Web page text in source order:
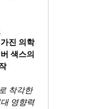
진 의학
색스의
임상의학의 역작
착각한
영향력